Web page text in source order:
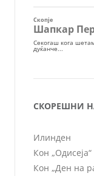
СКОРЕШНИ
Илинден
Кон
Кон „Ден на